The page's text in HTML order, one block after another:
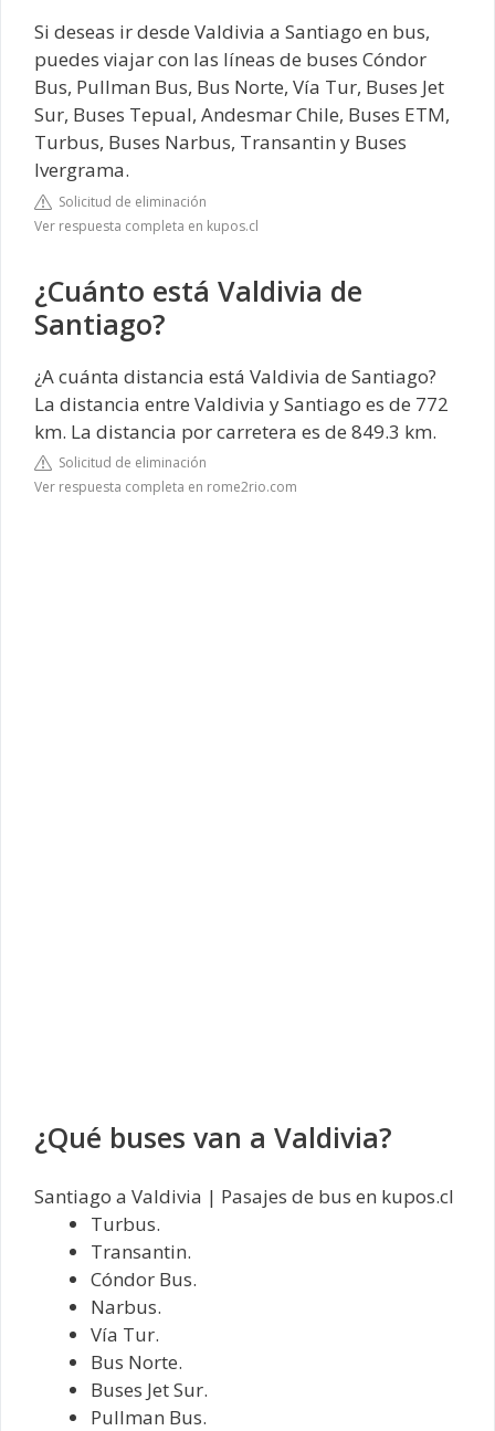
Si deseas ir desde Valdivia a Santiago en bus,
puedes viajar con las líneas de buses Cóndor
Bus, Pullman Bus, Bus Norte, Vía Tur, Buses Jet
Sur, Buses Tepual, Andesmar Chile, Buses ETM,
Turbus, Buses Narbus, Transantin y Buses
Ivergrama.
Solicitud de eliminación
Ver respuesta completa en kupos.cl
¿Cuánto está Valdivia de
Santiago?
¿A cuánta distancia está Valdivia de Santiago?
La distancia entre Valdivia y Santiago es de 772
km. La distancia por carretera es de 849.3 km.
Solicitud de eliminación
Ver respuesta completa en rome2rio.com
¿Qué buses van a Valdivia?
Santiago a Valdivia | Pasajes de bus en kupos.cl
Turbus.
Transantin.
Cóndor Bus.
Narbus.
Vía Tur.
Bus Norte.
Buses Jet Sur.
Pullman Bus.